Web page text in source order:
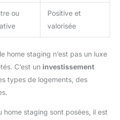
ou
Positive et
valorisée
home staging n’est pas un luxe
C’est un investissement
types de logements, des
home staging sont posées, il est